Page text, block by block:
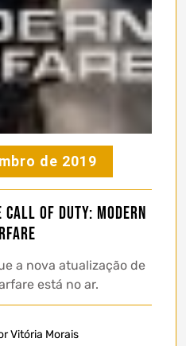
de 2019
Call of Duty: Modern
a nova atualização de
está no ar.
Vitória Morais